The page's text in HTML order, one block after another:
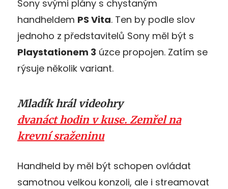
Sony svými plány s chystaným
handheldem PS Vita. Ten by podle slov
jednoho z představitelů Sony měl být s
Playstationem 3 úzce propojen. Zatím se
rýsuje několik variant.
Mladík hrál videohry
dvanáct hodin v kuse. Zemřel na
krevní sraženinu
Handheld by měl být schopen ovládat
samotnou velkou konzoli, ale i streamovat